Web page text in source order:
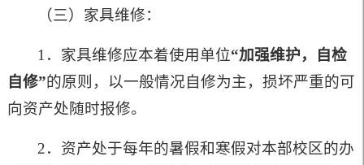
（三）家具维修：
1．家具维修应本着使用单位“加强维护，自检
自修”的原则，以一般情况自修为主，损坏严重的可
向资产处随时报修。
2．资产处于每年的暑假和寒假对本部校区的办